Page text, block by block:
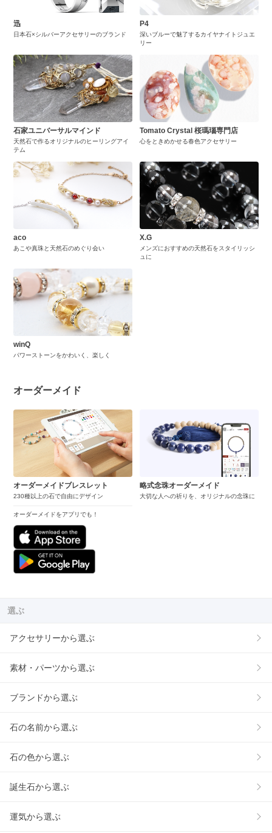
迅
日本石×シルバーアクセサリーのブランド
P4
深いブルーで魅了するカイヤナイトジュエ
リー
石家ユニバーサルマインド
天然石で作るオリジナルのヒーリングアイ
テム
Tomato Crystal 桜瑪瑙専門店
心をときめかせる春色アクセサリー
aco
あこや真珠と天然石のめぐり会い
X.G
メンズにおすすめの天然石をスタイリッシ
ュに
winQ
パワーストーンをかわいく、楽しく
オーダーメイド
オーダーメイドブレスレット
230種以上の石で自由にデザイン
オーダーメイドをアプリでも！
略式念珠オーダーメイド
大切な人への祈りを、オリジナルの念珠に
選ぶ
アクセサリーから選ぶ
素材・パーツから選ぶ
ブランドから選ぶ
石の名前から選ぶ
石の色から選ぶ
誕生石から選ぶ
運気から選ぶ